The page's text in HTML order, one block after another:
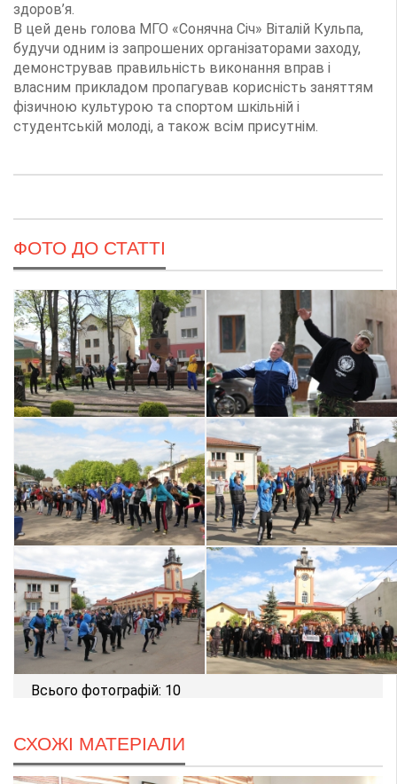
здоров’я.
В цей день голова МГО «Сонячна Січ» Віталій Кульпа,
будучи одним із запрошених організаторами заходу,
демонстрував правильність виконання вправ і
власним прикладом пропагував корисність заняттям
фізичною культурою та спортом шкільній і
студентській молоді, а також всім присутнім.
ФОТО ДО СТАТТІ
Всього фотографій: 10
СХОЖІ МАТЕРІАЛИ